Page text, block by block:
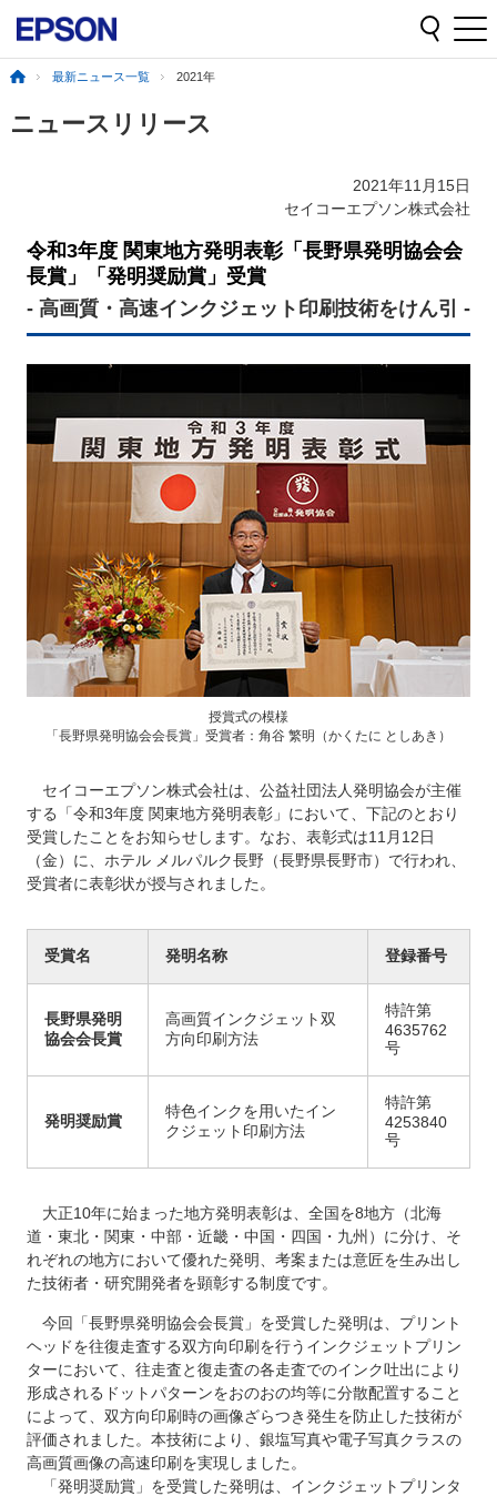
最新ニュース一覧 2021年
ニュースリリース
2021年11月15日
セイコーエプソン株式会社
令和3年度 関東地方発明表彰「長野県発明協会会
長賞」「発明奨励賞」受賞
- 高画質・高速インクジェット印刷技術をけん引 -
授賞式の模様
「長野県発明協会会長賞」受賞者：角谷 繁明（かくたに としあき）
セイコーエプソン株式会社は、公益社団法人発明協会が主催
する「令和3年度 関東地方発明表彰」において、下記のとおり
受賞したことをお知らせします。なお、表彰式は11月12日
（金）に、ホテル メルパルク長野（長野県長野市）で行われ、
受賞者に表彰状が授与されました。
受賞名 発明名称 登録番号
長野県発明
協会会長賞
高画質インクジェット双
方向印刷方法
特許第
4635762
号
発明奨励賞
特色インクを用いたイン
クジェット印刷方法
特許第
4253840
号
大正10年に始まった地方発明表彰は、全国を8地方（北海
道・東北・関東・中部・近畿・中国・四国・九州）に分け、そ
れぞれの地方において優れた発明、考案または意匠を生み出し
た技術者・研究開発者を顕彰する制度です。
今回「長野県発明協会会長賞」を受賞した発明は、プリント
ヘッドを往復走査する双方向印刷を行うインクジェットプリン
ターにおいて、往走査と復走査の各走査でのインク吐出により
形成されるドットパターンをおのおの均等に分散配置すること
によって、双方向印刷時の画像ざらつき発生を防止した技術が
評価されました。本技術により、銀塩写真や電子写真クラスの
高画質画像の高速印刷を実現しました。
「発明奨励賞」を受賞した発明は、インクジェットプリンタ